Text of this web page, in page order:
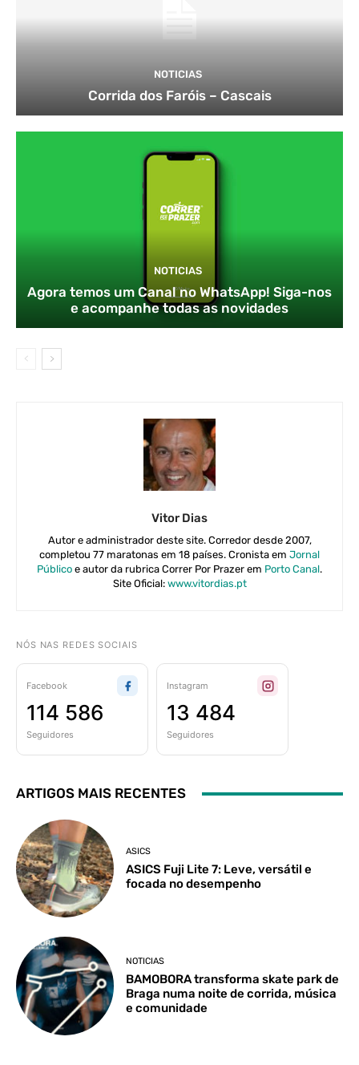
NOTICIAS
Corrida dos Faróis – Cascais
NOTICIAS
Agora temos um Canal no WhatsApp! Siga-nos
e acompanhe todas as novidades
Vitor Dias
Autor e administrador deste site. Corredor desde 2007,
completou 77 maratonas em 18 países. Cronista em Jornal
Público e autor da rubrica Correr Por Prazer em Porto Canal.
Site Oficial: www.vitordias.pt
NÓS NAS REDES SOCIAIS
Facebook
114 586
Seguidores
Instagram
13 484
Seguidores
ARTIGOS MAIS RECENTES
ASICS
ASICS Fuji Lite 7: Leve, versátil e
focada no desempenho
NOTICIAS
BAMOBORA transforma skate park de
Braga numa noite de corrida, música
e comunidade